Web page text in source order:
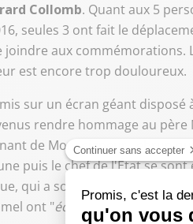
Collomb. Quant aux 5
seules 3 ont fait le
aux commémorations.
est encore trop douloureux.
sur un écran géant disposé
rendre hommage au
de Monseigneur Lebrun
puis le chef de l'État se
qui a souligné la solidarité
ont "échoué " à " exacerber